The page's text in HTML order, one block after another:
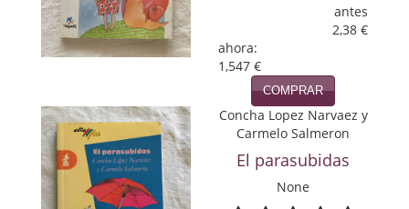
Sobre Madrid
Teatro
Terror
Terrorismo
Varios
antes
2,38 €
ahora:
1,547 €
COMPRAR
Concha Lopez Narvaez y
Carmelo Salmeron
El parasubidas
None